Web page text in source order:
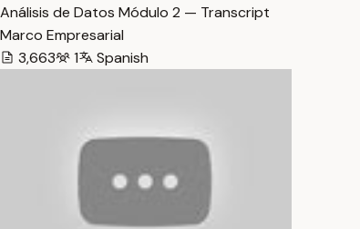
Análisis de Datos Módulo 2 — Transcript
Marco Empresarial
3,663
1 Spanish